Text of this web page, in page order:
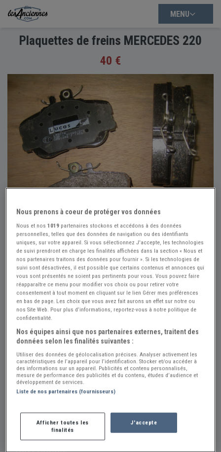
MENU
Plaquettes de freins MERCEDES 220
40 €
Réf : A497443 Actualisée le : 13/07/2026
Plaquettes de freins MERCEDES 220
Créer une alerte Pièces MERCEDES 220
40 €
Vendeur Particulier
Cher (18) - PLAIMPIED-GIVAUDINS (18340)
Voir sur la carte
Envoyer un email
Nous prenons à coeur de protéger vos données
Nous et nos1019 partenaires stockons et accédons à des données
personnelles, telles que des données de navigation ou des identifiants
uniques, sur votre appareil. Si vous sélectionnez J'accepte, les technologies
de suivi prendront en charge les finalités affichées dans la section « Nous et
nos partenaires traitons des données pour fournir ». Si les technologies de
suivi sont désactivées, il est possible que certains contenus et annonces qui
vous sont présentés ne soient pas pertinents pour vous. Vous pouvez faire
réapparaître ce menu pour modifier vos choix ou pour retirer votre
consentement à tout moment en cliquant sur le lien Gérer mes préférences
en bas de page. Les choix que vous avez fait aurons un effet sur notre ou
nos Site Web. Pour plus d’informations, reportez-vous à notre politique de
confidentialité.
Nos équipes ainsi que nos partenaires externes, traitent des
données selon les finalités suivantes :
Utiliser des données de géolocalisation précises. Analyser activement les
caractéristiques de l’appareil pour l’identification. Stocker et/ou accéder à
des informations sur un appareil. Publicités et contenu personnalisés,
mesure de performance des publicités et du contenu, études d’audience et
développement de services.
Liste de nos partenaires (fournisseurs)
Afficher toutes les
finalités
J'accepte